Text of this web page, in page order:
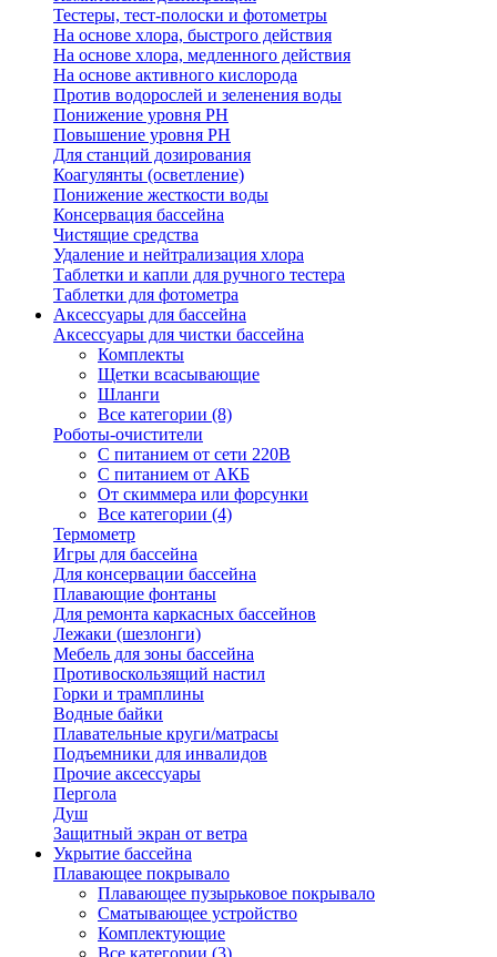
Тестеры, тест-полоски и фотометры
На основе хлора, быстрого действия
На основе хлора, медленного действия
На основе активного кислорода
Против водорослей и зеленения воды
Понижение уровня РН
Повышение уровня РН
Для станций дозирования
Коагулянты (осветление)
Понижение жесткости воды
Консервация бассейна
Чистящие средства
Удаление и нейтрализация хлора
Таблетки и капли для ручного тестера
Таблетки для фотометра
Аксессуары для бассейна
Аксессуары для чистки бассейна
Комплекты
Щетки всасывающие
Шланги
Все категории (8)
Роботы-очистители
С питанием от сети 220В
С питанием от АКБ
От скиммера или форсунки
Все категории (4)
Термометр
Игры для бассейна
Для консервации бассейна
Плавающие фонтаны
Для ремонта каркасных бассейнов
Лежаки (шезлонги)
Мебель для зоны бассейна
Противоскользящий настил
Горки и трамплины
Водные байки
Плавательные круги/матрасы
Подъемники для инвалидов
Прочие аксессуары
Пергола
Душ
Защитный экран от ветра
Укрытие бассейна
Плавающее покрывало
Плавающее пузырьковое покрывало
Сматывающее устройство
Комплектующие
Все категории (3)